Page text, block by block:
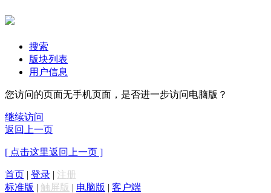
搜索
版块列表
用户信息
您访问的页面无手机页面，是否进一步访问电脑版？
继续访问
返回上一页
[ 点击这里返回上一页 ]
首页 | 登录 | 注册
标准版 | 触屏版 | 电脑版 | 客户端